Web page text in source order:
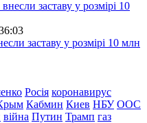
заставу у розмірі 10 млн
Росія коронавирус
Кабмин Киев НБУ ООС
війна Путин Трамп газ